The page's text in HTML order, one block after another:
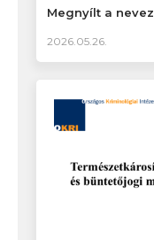
Megnyílt a
2026.05.26.